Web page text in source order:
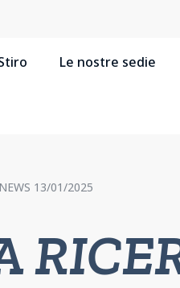
Le nostre sedie
NEWS 13/01/2025